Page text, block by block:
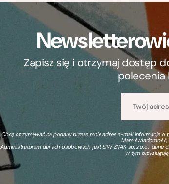
Zapisz się i otrzymaj dostęp
polecenia
Chcę otrzymywać na podany przeze mnie adres e-mail informacje o
Mam świadomość,
Administratorem danych osobowych jest SIW ZNAK sp. z o.o., dane
w tym